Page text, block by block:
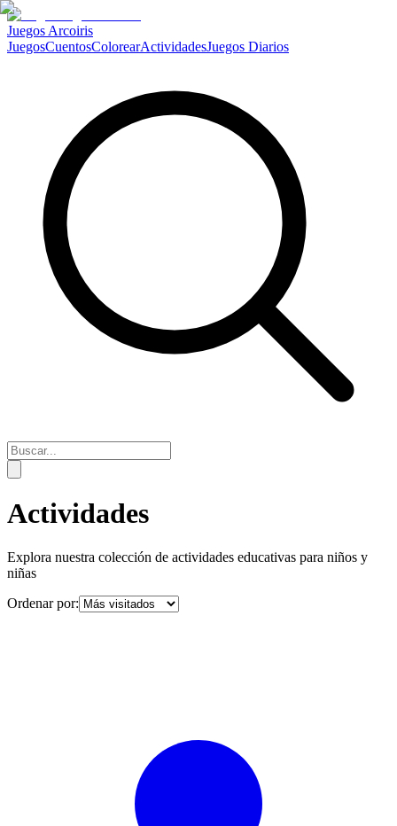
Juegos Arcoiris
JuegosCuentosColorearActividadesJuegos Diarios
Actividades
Explora nuestra colección de actividades educativas para niños y
niñas
Ordenar por: